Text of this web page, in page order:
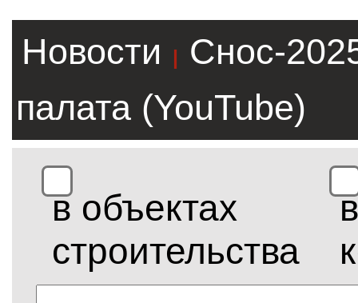
Новости |
Снос-
палата (YouTube)
в объектах
строительства
в